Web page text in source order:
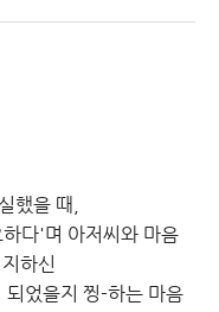
했을 때,
다'며 아저씨와 마음
하신
되었을지 찡-하는 마음